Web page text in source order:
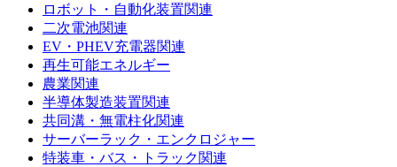
ロボット・自動化装置関連
二次電池関連
EV・PHEV充電器関連
再生可能エネルギー
農業関連
半導体製造装置関連
共同溝・無電柱化関連
サーバーラック・エンクロジャー
特装車・バス・トラック関連